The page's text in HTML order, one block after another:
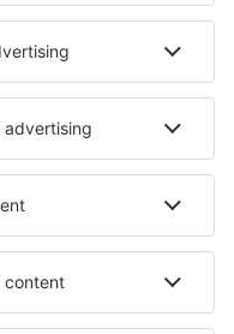
Hotels in Theberton